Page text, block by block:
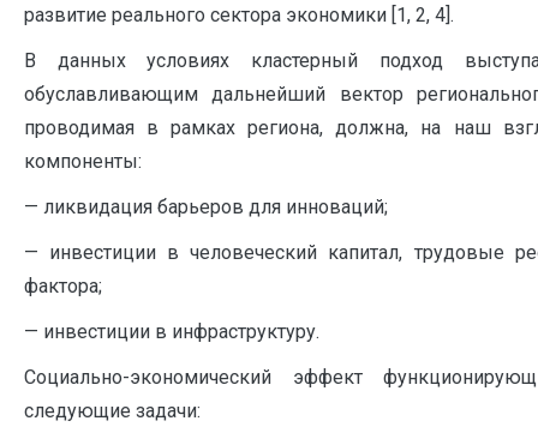
развитие реального сектора экономики [1, 2, 4].
В данных условиях кластерный подход
обуславливающим дальнейший вектор
проводимая в рамках региона, должна, на наш
компоненты:
— ликвидация барьеров для инноваций;
— инвестиции в человеческий капитал, трудовые
фактора;
— инвестиции в инфраструктуру.
Социально-экономический эффект
следующие задачи: